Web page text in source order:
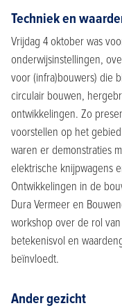
Techniek en
Vrijdag 4 oktober was
onderwijsinstellingen,
voor (infra)bouwers) die
circulair bouwen,
ontwikkelingen. Zo
voorstellen op het
waren er demonstraties
elektrische knijpwagens
Ontwikkelingen in de
Dura Vermeer en
workshop over de rol
betekenisvol en
beïnvloedt.
Ander gezicht